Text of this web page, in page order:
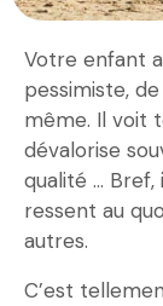
Votre enfant
pessimiste,
même. Il voit
dévalorise
qualité … Bref,
ressent au
autres.
C’est